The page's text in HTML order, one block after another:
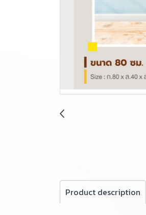
Product description